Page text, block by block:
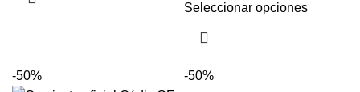
Seleccionar opciones
-50% -50%